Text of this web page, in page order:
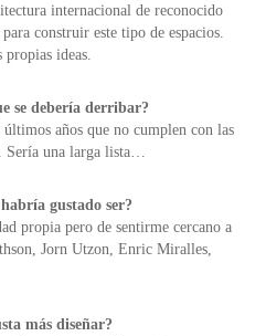
internacional de reconocido
construir este tipo de espacios.
ideas.
se debería derribar?
años que no cumplen con las
Sería una larga lista…
gustado ser?
propia pero de sentirme cercano a
Jorn Utzon, Enric Miralles,
más diseñar?